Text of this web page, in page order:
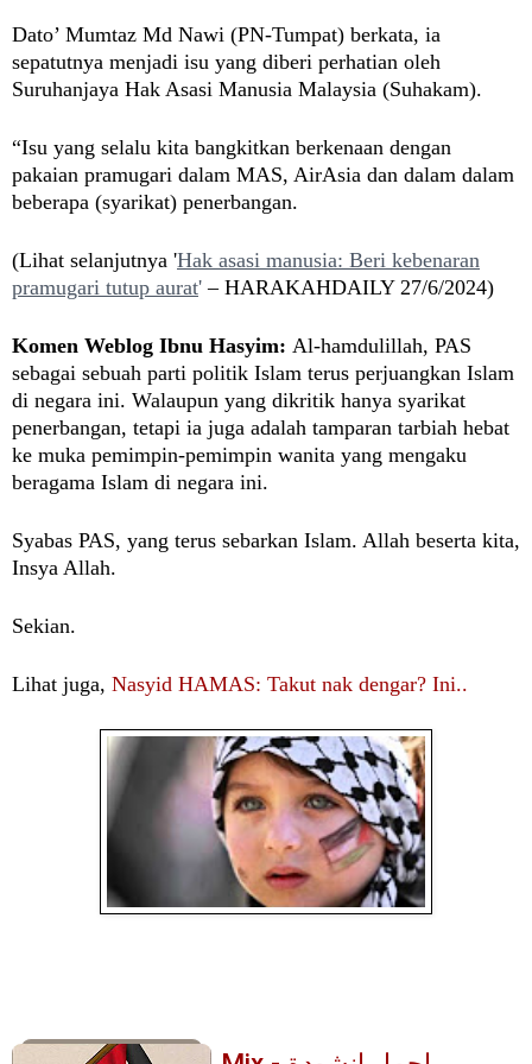
Dato’ Mumtaz Md Nawi (PN-Tumpat) berkata, ia
sepatutnya menjadi isu yang diberi perhatian oleh
Suruhanjaya Hak Asasi Manusia Malaysia (Suhakam).
“Isu yang selalu kita bangkitkan berkenaan dengan
pakaian pramugari dalam MAS, AirAsia dan dalam dalam
beberapa (syarikat) penerbangan.
(Lihat selanjutnya 'Hak asasi manusia: Beri kebenaran
pramugari tutup aurat'– HARAKAHDAILY 27/6/2024)
Komen Weblog Ibnu Hasyim: Al-hamdulillah, PAS
sebagai sebuah parti politik Islam terus perjuangkan Islam
di negara ini. Walaupun yang dikritik hanya syarikat
penerbangan, tetapi ia juga adalah tamparan tarbiah hebat
ke muka pemimpin-pemimpin wanita yang mengaku
beragama Islam di negara ini.
Syabas PAS, yang terus sebarkan Islam. Allah beserta kita,
Insya Allah.
Sekian.
Lihat juga, Nasyid HAMAS: Takut nak dengar? Ini..